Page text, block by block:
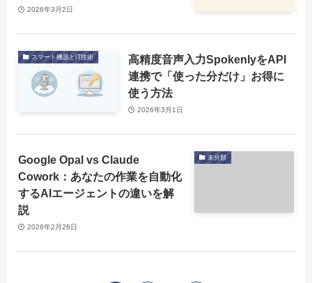
2026年3月2日
スマート機器とIT技術
高精度音声入力SpokenlyをAPI
連携で「使った分だけ」お得に
使う方法
2026年3月1日
未分類
Google Opal vs Claude
Cowork：あなたの作業を自動化
するAIエージェントの違いを解
説
2026年2月26日